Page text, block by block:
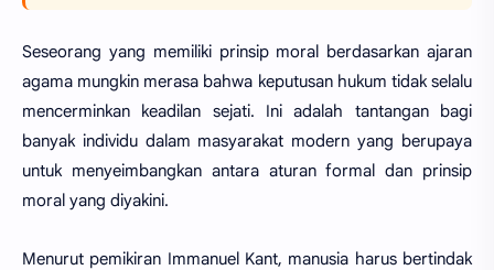
Seseorang yang memiliki prinsip moral berdasarkan ajaran
agama mungkin merasa bahwa keputusan hukum tidak selalu
mencerminkan keadilan sejati. Ini adalah tantangan bagi
banyak individu dalam masyarakat modern yang berupaya
untuk menyeimbangkan antara aturan formal dan prinsip
moral yang diyakini.
Menurut pemikiran Immanuel Kant, manusia harus bertindak